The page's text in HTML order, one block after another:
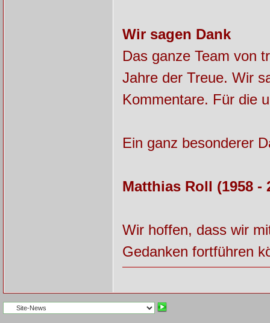
Wir sagen Dank
Das ganze Team von
Jahre der Treue. Wir
Kommentare. Für die
Ein ganz besonderer
Matthias Roll (1958 -
Wir hoffen, dass wir
Gedanken fortführen